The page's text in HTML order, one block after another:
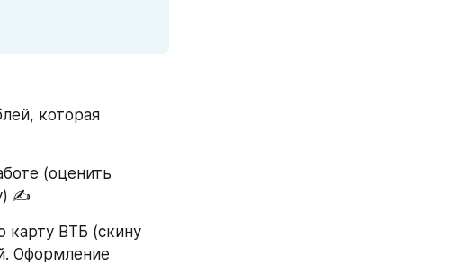
которая
(оценить
✍️
карту ВТБ (скину
Оформление